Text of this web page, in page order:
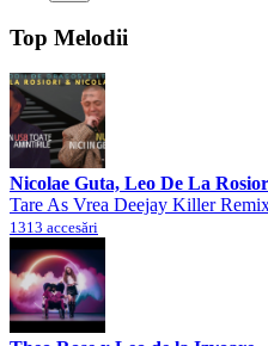
Top Melodii
Nicolae Guta, Leo De La
Tare As Vrea Deejay Killer
1313 accesări